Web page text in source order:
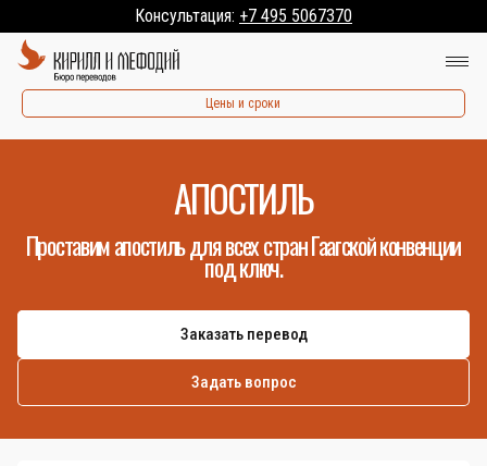
Консультация: +7 495 5067370
Цены и сроки
АПОСТИЛЬ
Проставим апостиль для всех стран Гаагской конвенции
под ключ.
Заказать перевод
Задать вопрос